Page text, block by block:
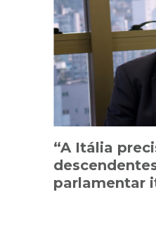
“A Itália
parlamentar